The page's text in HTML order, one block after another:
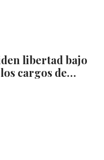
libertad bajo
cargos de…